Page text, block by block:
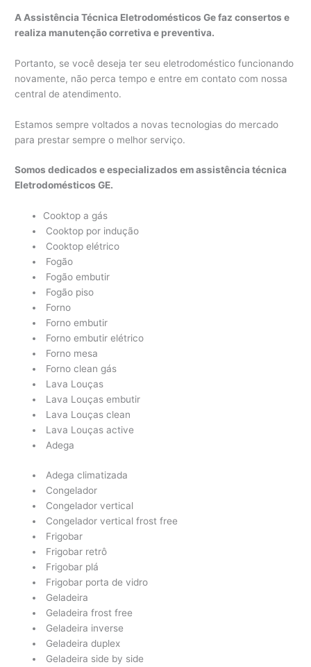
A Assistência Técnica Eletrodomésticos Ge faz consertos e
realiza manutenção corretiva e preventiva.
Portanto, se você deseja ter seu eletrodoméstico funcionando
novamente, não perca tempo e entre em contato com nossa
central de atendimento.
Estamos sempre voltados a novas tecnologias do mercado
para prestar sempre o melhor serviço.
Somos dedicados e especializados em assistência técnica
Eletrodomésticos GE.
Cooktop a gás
Cooktop por indução
Cooktop elétrico
Fogão
Fogão embutir
Fogão piso
Forno
Forno embutir
Forno embutir elétrico
Forno mesa
Forno clean gás
Lava Louças
Lava Louças embutir
Lava Louças clean
Lava Louças active
Adega
Adega climatizada
Congelador
Congelador vertical
Congelador vertical frost free
Frigobar
Frigobar retrô
Frigobar plá
Frigobar porta de vidro
Geladeira
Geladeira frost free
Geladeira inverse
Geladeira duplex
Geladeira side by side